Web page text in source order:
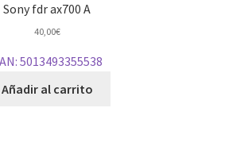
Sony fdr ax700 A
40,00€
5013493355538
Añadir al carrito